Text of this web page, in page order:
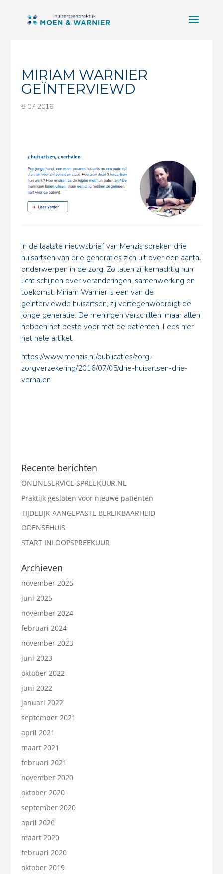
MIRIAM WARNIER
GEÏNTERVIEWD
8 07 2016
In de laatste nieuwsbrief van Menzis spreken drie
huisartsen van drie generaties zich uit over een aantal
onderwerpen in de zorg. Zo laten zij kernachtig hun
licht schijnen over veranderingen, samenwerking en
toekomst. Miriam Warnier is een van de
geïnterviewde huisartsen, zij vertegenwoordigt de
jonge generatie. De meningen verschillen, maar allen
hebben het beste voor met de patiënten. Lees hier
het hele artikel.
https://www.menzis.nl/publicaties/zorg-
zorgverzekering/2016/07/05/drie-huisartsen-drie-
verhalen
Recente berichten
ONLINESERVICE SPREEKUUR.NL
Praktijk gesloten voor nieuwe patiënten
TIJDELIJK AANGEPASTE BEREIKBAARHEID
ODENSEHUIS
START INLOOPSPREEKUUR
Archieven
november 2025
juni 2025
november 2024
februari 2024
november 2023
juni 2023
oktober 2022
juni 2022
januari 2022
september 2021
april 2021
maart 2021
februari 2021
november 2020
oktober 2020
september 2020
april 2020
maart 2020
februari 2020
oktober 2019